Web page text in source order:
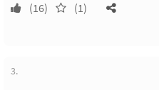
(16) (1)
3.